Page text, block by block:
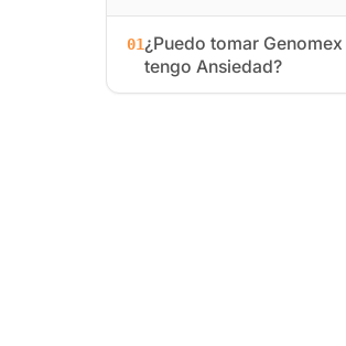
01¿Puedo tomar Genomex
tengo Ansiedad?